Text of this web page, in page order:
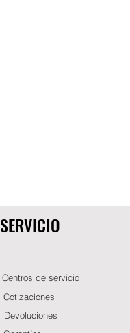
SERVICIO
Centros de servicio
Cotizaciones
Devoluciones